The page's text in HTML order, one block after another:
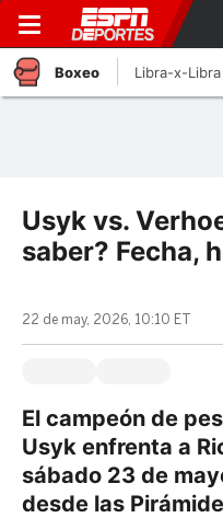
Boxeo Libra-x-
Usyk vs.
saber? Fecha,
22 de may, 2026, 10:10 ET
El campeón de
Usyk enfrenta a
sábado 23 de
desde las